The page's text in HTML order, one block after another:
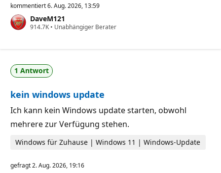
v
r
l
g
k
e
t
p
u
n
e
kommentiert6. Aug. 2026, 13:59
DaveM121
914.7K Z
l
ä
s
i
g
k
e
i
s
p
k
• Unabhängiger Berater
1 Antwort
kein windows update
Ich kann kein Windows update starten, obwohl
mehrere zur Verfügung stehen.
Windows für Zuhause | Windows 11 | Windows-Update
gefragt2. Aug. 2026, 19:16